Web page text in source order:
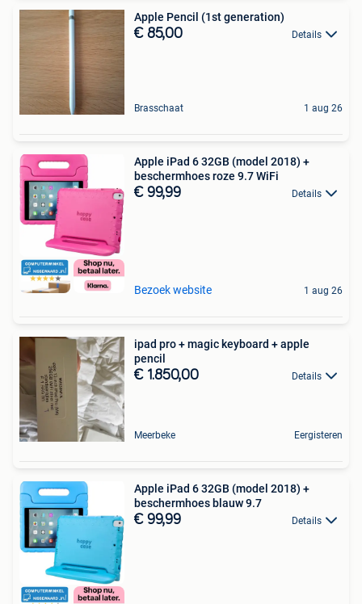
Apple Pencil (1st generation)
€ 85,00 Details
Brasschaat 1 aug 26
Apple iPad 6 32GB (model 2018) +
beschermhoes roze 9.7 WiFi
€ 99,99 Details
Bezoek website 1 aug 26
ipad pro + magic keyboard + apple
pencil
€ 1.850,00 Details
Meerbeke Eergisteren
Apple iPad 6 32GB (model 2018) +
beschermhoes blauw 9.7
€ 99,99 Details